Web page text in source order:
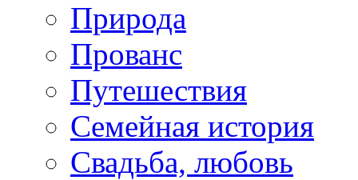
Природа
Прованс
Путешествия
Семейная история
Свадьба, любовь